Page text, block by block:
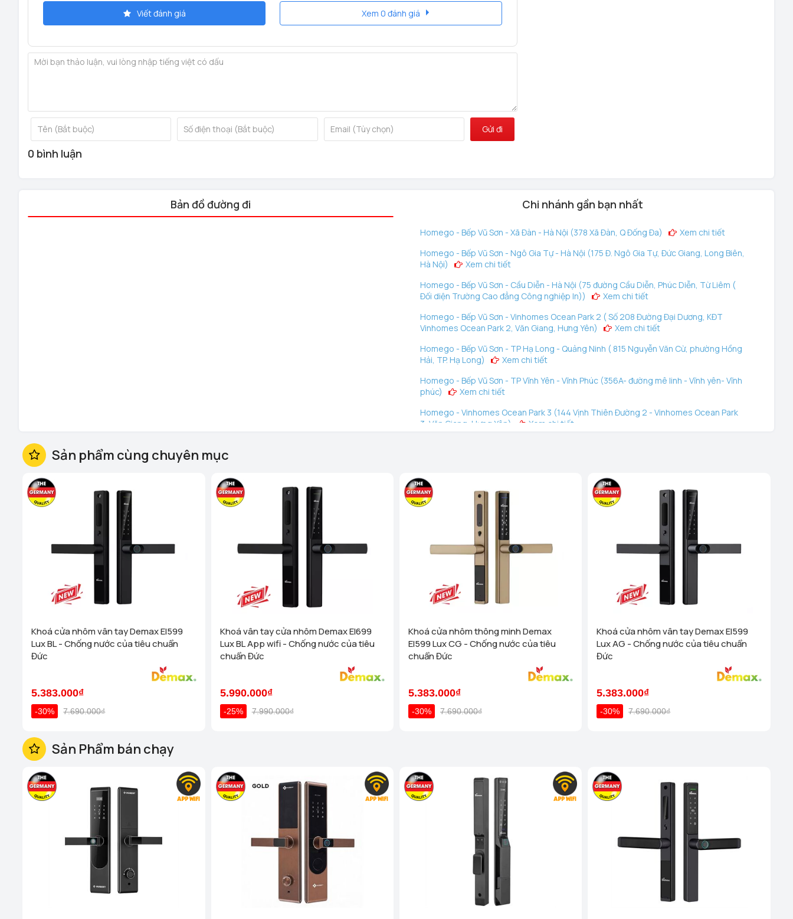
KHÓA CỬA NHÔM ĐỨC SL501 PW (Trắng sứ) SANG TRỌNG, BẢO MẬT
Kích thước thân khóa : 40 x 320 mm
Tuổi thọ pin : Mở cửa 3.000 lần
Nguồn điện khẩn cấp : 5V-1A, Micro USB
Độ dày cửa : 40 - 80 mm
Viết đánh giá Xem 0 đánh giá
Gửi đi
0 bình luận
Bản đồ đường đi Chi nhánh gần bạn nhất
Homego - Bếp Vũ Sơn - Xã Đàn - Hà Nội (378 Xã Đàn, Q Đống Đa)
Xem chi tiết
Homego - Bếp Vũ Sơn - Ngô Gia Tự - Hà Nội (175 Đ. Ngô Gia Tự, Đức Giang, Long Biên,
Hà Nội)
Xem chi tiết
Homego - Bếp Vũ Sơn - Cầu Diễn - Hà Nội (75 đường Cầu Diễn, Phúc Diễn, Từ Liêm (
Đối diện Trường Cao đẳng Công nghiệp In))
Xem chi tiết
Homego - Bếp Vũ Sơn - Vinhomes Ocean Park 2 ( Số 208 Đường Đại Dương, KĐT
Vinhomes Ocean Park 2, Văn Giang, Hưng Yên)
Xem chi tiết
Homego - Bếp Vũ Sơn - TP Hạ Long - Quảng Ninh ( 815 Nguyễn Văn Cừ, phường Hồng
Hải, TP. Hạ Long)
Xem chi tiết
Homego - Bếp Vũ Sơn - TP Vĩnh Yên - Vĩnh Phúc (356A- đường mê linh - Vĩnh yên- Vĩnh
phúc)
Xem chi tiết
Homego - Vinhomes Ocean Park 3 (144 Vịnh Thiên Đường 2 - Vinhomes Ocean Park
3, Văn Giang, Hưng Yên)
Xem chi tiết
Homego - Bếp Vũ Sơn - Lê Thanh Nghị - TP Hải Dương (248 Ngô Quyền, Lê Thanh
Nghị, Hải Phòng)
Homego - Ngô Quyền - TP Hải Dương (189 Ngô Quyền, P. Thanh Trung, Hải Dương)
Homego - Bếp Vũ Sơn - Tuyên Quang (Cổng Nhà Văn Hóa TDP Thôn Tân Phúc, Thị
Trấn Sơn Dương, Huyện Sơn Dương)
Xem chi tiết
- P Lam Sơn - TP Thanh Hoá)
Homego - Bếp Vũ Sơn - Nông Cống - TP Thanh Hóa (44 Đường Bà Triệu, Thái Hòa, tt.
Homego - Bếp Vũ Sơn - Hùng Vương - Đà Nẵng (276 Hùng Vương, Quận Hải Châu)
Xem chi tiết
Homego - Bếp Vũ Sơn - TP Nha Trang - Khánh Hoà (1276 đường 2/4, P Vạn Thắng
(cạnh cà phê Bách Viên) TP Nha Trang)
Homego - Bếp Vũ Sơn - TP Vinh - Nghệ An (58a Phạm Đình Toái, Phường Hà Huy Tập,
Tp Vinh)
Xem chi tiết
Hùng Vương, TP Tuy Hoà)
Xem chi tiết
Homego - Bếp Vũ Sơn - TP Phan Rang - Ninh Thuận (181 Thống Nhất, Phường Thanh
Sơn, TP Phan Rang, Tháp Chàm)
Homego - Bếp Vũ Sơn - P Cầu Kiệu - TP HCM (308 Phan Đình Phùng, Phường Cầu Kiệu
( Phường 1 , Q Phú Nhuận) )
Homego - Bếp Vũ Sơn - P Bình Trưng - TP HCM (625 Nguyễn Duy Trinh, P Bình Trưng
(P Bình Trưng Đông, Quận 2 Cũ))
Homego - Bếp Vũ Sơn - Q Gò Vấp - TP HCM (113 Nguyễn Oanh, P10, Quận Gò Vấp)
Xem chi tiết
Sản phẩm cùng chuyên mục
Khoá cửa nhôm vân tay Demax El599
Lux BL - Chống nước của tiêu chuẩn
Đức
5.383.000₫
-30% 7.690.000₫
Khoá vân tay cửa nhôm Demax El699
Lux BL App wifi - Chống nước của tiêu
chuẩn Đức
5.990.000₫
-25% 7.990.000₫
Khoá cửa nhôm thông minh Demax
El599 Lux CG - Chống nước của tiêu
chuẩn Đức
5.383.000₫
-30% 7.690.000₫
Khoá cửa nhôm vân tay Demax El599
Lux AG - Chống nước của tiêu chuẩn
Đức
5.383.000₫
-30% 7.690.000₫
Sản Phẩm bán chạy